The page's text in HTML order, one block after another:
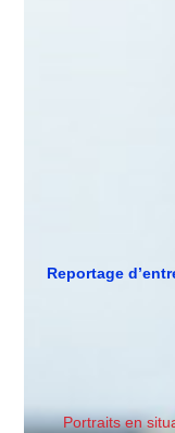
Reportage
Portraits en